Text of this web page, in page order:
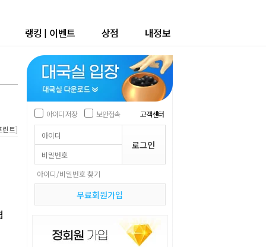
랭킹 | 이벤트 상점 내정보
린트]
아이디 저장 보안접속 고객센터
아이디/비밀번호 찾기
무료회원가입